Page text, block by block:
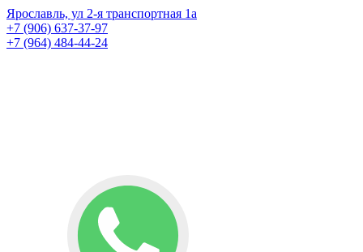
Ярославль, ул 2-я транспортная 1а
+7 (906) 637-37-97
+7 (964) 484-44-24